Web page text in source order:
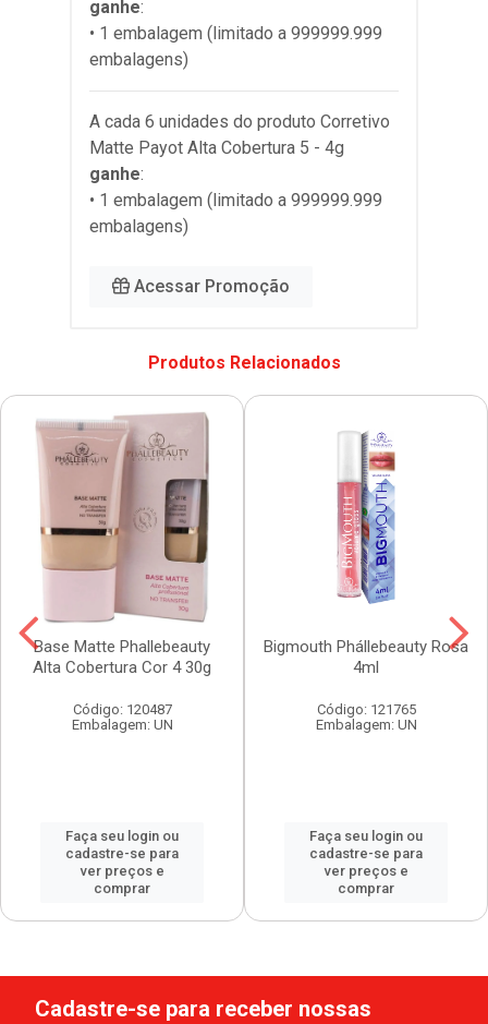
ganhe:
• 1 embalagem (limitado a 999999.999
embalagens)
A cada 6 unidades do produto Corretivo
Matte Payot Alta Cobertura 5 - 4g
ganhe:
• 1 embalagem (limitado a 999999.999
embalagens)
Acessar Promoção
Produtos Relacionados
Base Matte Phallebeauty
Alta Cobertura Cor 4 30g
Código: 120487
Embalagem: UN
Faça seu login ou
cadastre-se para
ver preços e
comprar
Bigmouth Phállebeauty Rosa
4ml
Código: 121765
Embalagem: UN
Faça seu login ou
cadastre-se para
ver preços e
comprar
Cadastre-se para receber nossas